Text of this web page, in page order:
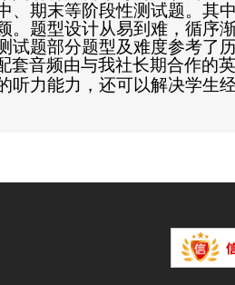
、期末等阶段性测试题。其
。题型设计从易到难，循序
试题部分题型及难度参考了
套音频由与我社长期合作的
听力能力，还可以解决学生